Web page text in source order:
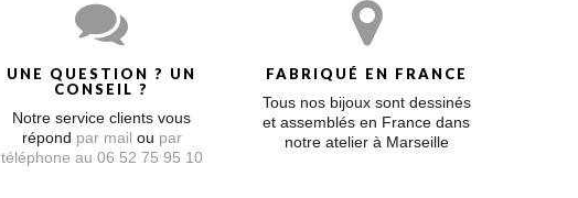
UNE QUESTION ? UN
CONSEIL ?
Notre service clients vous
répond par mail ou par
téléphone au 06 52 75 95 10
FABRIQUÉ EN FRANCE
Tous nos bijoux sont dessinés
et assemblés en France dans
notre atelier à Marseille